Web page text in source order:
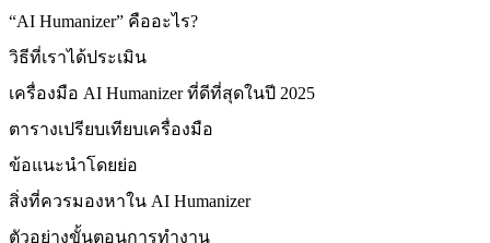
“AI Humanizer” คืออะไร?
วิธีที่เราได้ประเมิน
เครื่องมือ AI Humanizer ที่ดีที่สุดในปี 2025
ตารางเปรียบเทียบเครื่องมือ
ข้อแนะนำโดยย่อ
สิ่งที่ควรมองหาใน AI Humanizer
ตัวอย่างขั้นตอนการทำงาน